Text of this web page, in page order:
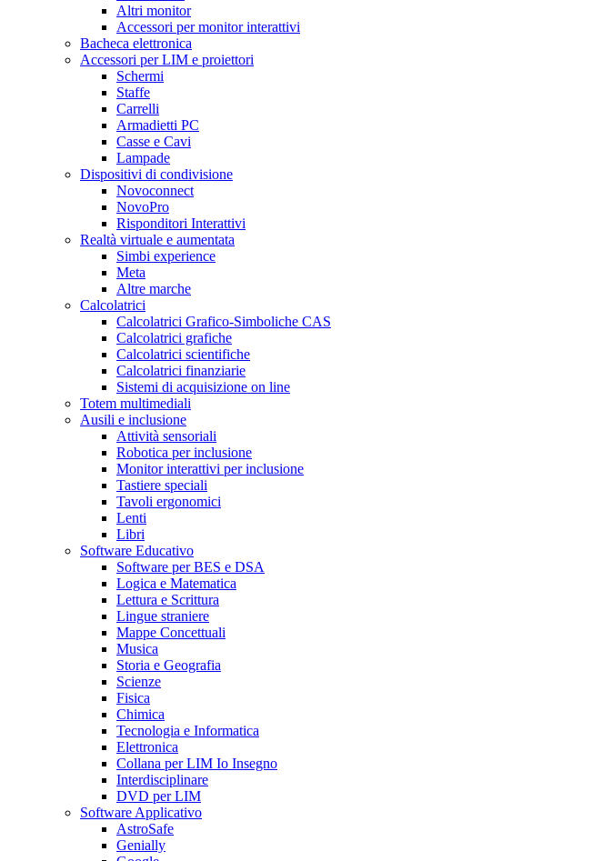
Altri monitor
Accessori per monitor interattivi
Bacheca elettronica
Accessori per LIM e proiettori
Schermi
Staffe
Carrelli
Armadietti PC
Casse e Cavi
Lampade
Dispositivi di condivisione
Novoconnect
NovoPro
Risponditori Interattivi
Realtà virtuale e aumentata
Simbi experience
Meta
Altre marche
Calcolatrici
Calcolatrici Grafico-Simboliche CAS
Calcolatrici grafiche
Calcolatrici scientifiche
Calcolatrici finanziarie
Sistemi di acquisizione on line
Totem multimediali
Ausili e inclusione
Attività sensoriali
Robotica per inclusione
Monitor interattivi per inclusione
Tastiere speciali
Tavoli ergonomici
Lenti
Libri
Software Educativo
Software per BES e DSA
Logica e Matematica
Lettura e Scrittura
Lingue straniere
Mappe Concettuali
Musica
Storia e Geografia
Scienze
Fisica
Chimica
Tecnologia e Informatica
Elettronica
Collana per LIM Io Insegno
Interdisciplinare
DVD per LIM
Software Applicativo
AstroSafe
Genially